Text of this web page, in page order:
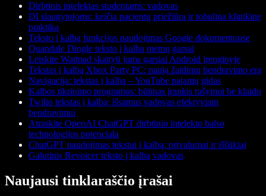
Dirbtinis intelektas studentams: vadovas
DI slaugytojoms: keičia pacientų priežiūrą ir tobulina klinikinę
praktiką
Teksto į kalbą funkcijos naudojimas Google dokumentuose
Quandale Dingle teksto į kalbą memų garsai
Leiskite Wattpad skaityti jums garsiai Android įrenginyje
Tekstas į kalbą Xbox Party PC: nauja žaidimų bendravimo era
Navigacija: tekstas į kalbą – YouTube pajamų gidas
Kalbos tikrinimo programos: būtinas įrankis rašymui be klaidų
Twilio tekstas į kalbą: išsamus vadovas efektyviam
bendravimui
Atraskite OpenAI ChatGPT dirbtinio intelekto balso
technologijos potencialą
ChatGPT naudojimas tekstui į kalbą: privalumai ir iššūkiai
Galutinis Revoicer teksto į kalbą vadovas
Naujausi tinklaraščio įrašai